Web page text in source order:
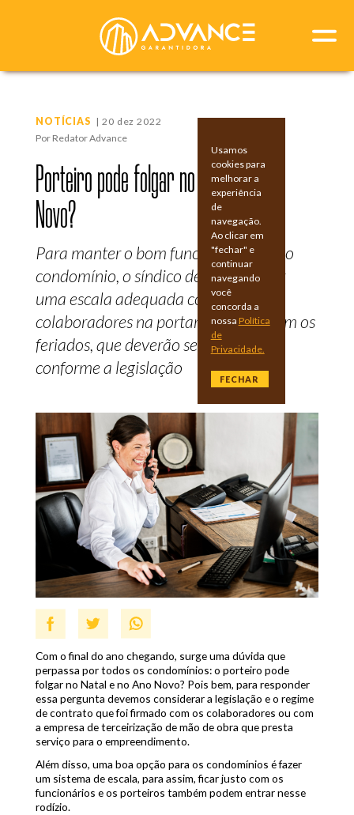
Usamos
cookies para
melhorar a
experiência
de
navegação.
Ao clicar em
"fechar" e
continuar
navegando
você
concorda a
nossa Política
de
Privacidade.
FECHAR
NOTÍCIAS | 20 dez 2022
Por Redator Advance
Porteiro pode folgar no Natal e Ano
Novo?
Para manter o bom funcionamento do
condomínio, o síndico deve organizar
uma escala adequada com os
colaboradores na portaria mesmo com os
feriados, que deverão ser tratados
conforme a legislação
Com o final do ano chegando, surge uma dúvida que
perpassa por todos os condomínios: o porteiro pode
folgar no Natal e no Ano Novo? Pois bem, para responder
essa pergunta devemos considerar a legislação e o regime
de contrato que foi firmado com os colaboradores ou com
a empresa de terceirização de mão de obra que presta
serviço para o empreendimento.
Além disso, uma boa opção para os condomínios é fazer
um sistema de escala, para assim, ficar justo com os
funcionários e os porteiros também podem entrar nesse
rodízio.